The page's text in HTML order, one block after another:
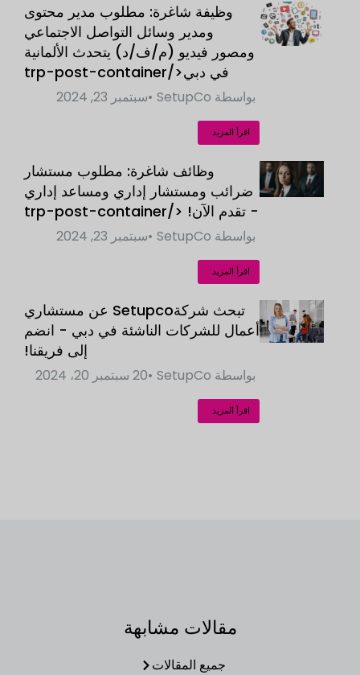
وظيفة شاغرة: مطلوب مدير محتوى
ومدير وسائل التواصل الاجتماعي
ومصور فيديو (م/ف/د) يتحدث الألمانية
في دبي</trp-post-container
بواسطة SetupCo سبتمبر 23, 2024
اقرأ المزيد
وظائف شاغرة: مطلوب مستشار
ضرائب ومستشار إداري ومساعد إداري
- تقدم الآن! </trp-post-container
بواسطة SetupCo سبتمبر 23, 2024
اقرأ المزيد
تبحث شركةSetupco عن مستشاري
أعمال للشركات الناشئة في دبي - انضم
إلى فريقنا!
بواسطة SetupCo 20 سبتمبر 20، 2024
اقرأ المزيد
مقالات مشابهة
جميع المقالات